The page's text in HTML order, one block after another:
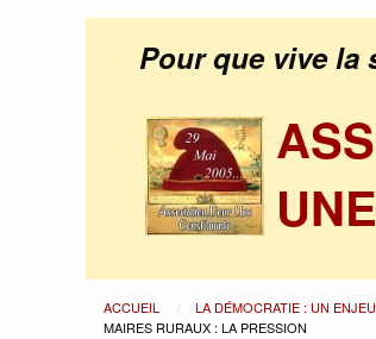
Pour que vive la
ACCUEIL LA DÉMOCRATIE : UN ENJEU
MAIRES RURAUX : LA PRESSION